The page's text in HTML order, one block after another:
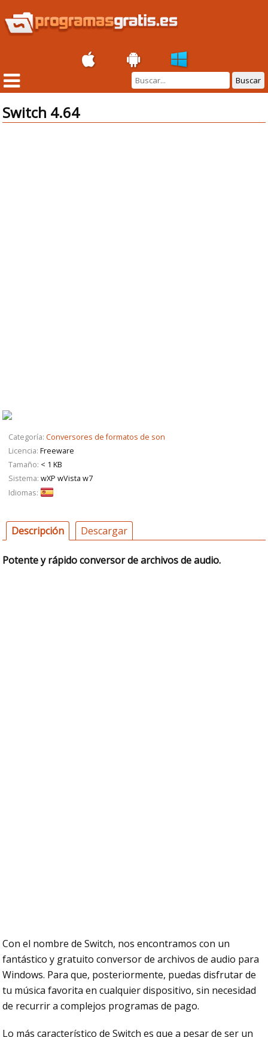
Buscar
Switch 4.64
Categoría: Conversores de formatos de son
Licencia: Freeware
Tamaño: < 1 KB
Sistema: wXP wVista w7
Idiomas:
Descripción Descargar
Potente y rápido conversor de archivos de audio.
Con el nombre de Switch, nos encontramos con un
fantástico y gratuito conversor de archivos de audio para
Windows. Para que, posteriormente, puedas disfrutar de
tu música favorita en cualquier dispositivo, sin necesidad
de recurrir a complejos programas de pago.
Lo más característico de Switch es que a pesar de ser un